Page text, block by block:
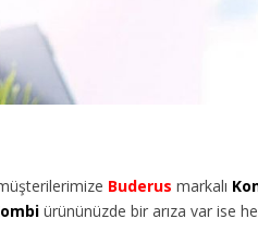
Buderus markalı
ürününüzde bir arıza var ise